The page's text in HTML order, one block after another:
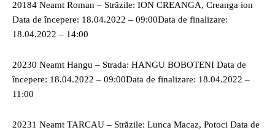
20184 Neamt Roman – Străzile: ION CREANGA, Creanga ion
Data de începere: 18.04.2022 – 09:00Data de finalizare:
18.04.2022 – 14:00
20230 Neamt Hangu – Strada: HANGU BOBOTENI Data de
începere: 18.04.2022 – 09:00Data de finalizare: 18.04.2022 –
11:00
20231 Neamt TARCAU – Străzile: Lunca Macaz, Potoci Data de